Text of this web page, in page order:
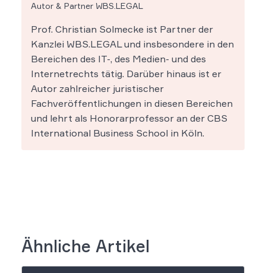
Autor & Partner WBS.LEGAL
Prof. Christian Solmecke ist Partner der
Kanzlei WBS.LEGAL und insbesondere in den
Bereichen des IT-, des Medien- und des
Internetrechts tätig. Darüber hinaus ist er
Autor zahlreicher juristischer
Fachveröffentlichungen in diesen Bereichen
und lehrt als Honorarprofessor an der CBS
International Business School in Köln.
Ähnliche Artikel